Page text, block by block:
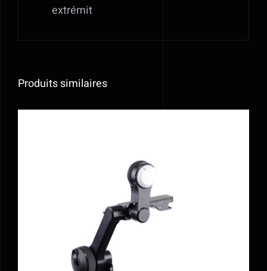
extrémit
Produits similaires
AJOUTER AU PANIER